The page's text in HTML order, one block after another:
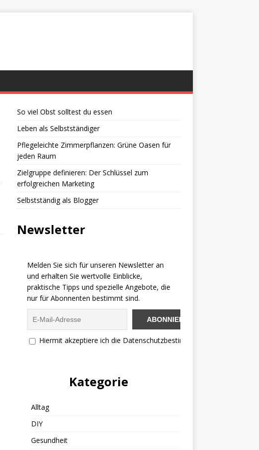
So viel Obst solltest du essen
Leben als Selbstständiger
Pflegeleichte Zimmerpflanzen: Grüne Oasen für
jeden Raum
Zielgruppe definieren: Der Schlüssel zum
erfolgreichen Marketing
Selbstständig als Blogger
Newsletter
Melden Sie sich für unseren Newsletter an
und erhalten Sie wertvolle Einblicke,
praktische Tipps und spezielle Angebote, die
nur für Abonnenten bestimmt sind.
Hiermit akzeptiere ich die Datenschutzbestimmungen
Kategorie
Alltag
DIY
Gesundheit